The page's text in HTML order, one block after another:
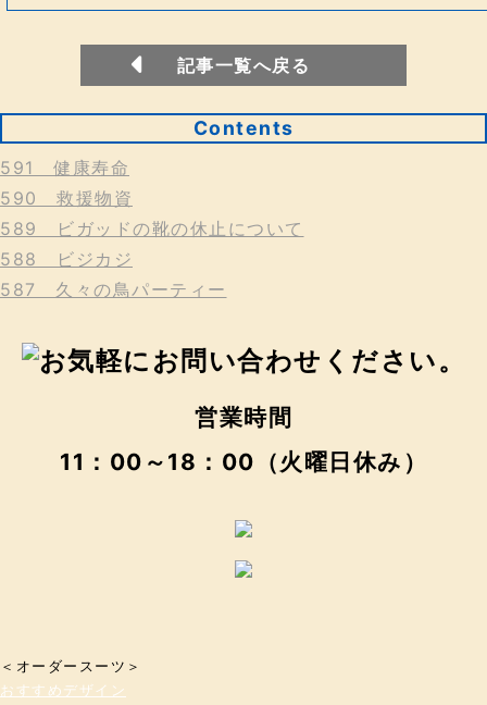
記事一覧へ戻る
Contents
591 健康寿命
590 救援物資
589 ビガッドの靴の休止について
588 ビジカジ
587 久々の鳥パーティー
営業時間
11：00～18：00（火曜日休み）
＜オーダースーツ＞
おすすめデザイン